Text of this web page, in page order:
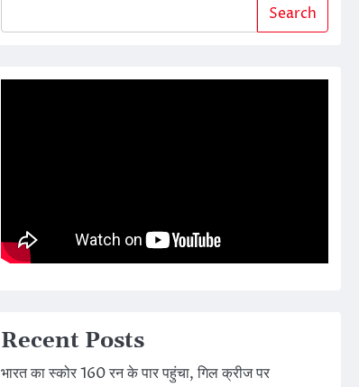
Search
Recent Posts
भारत का स्कोर 160 रन के पार पहुंचा, गिल क्रीज पर